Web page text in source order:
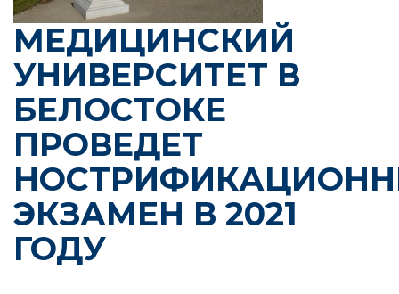
МЕДИЦИНСКИЙ
УНИВЕРСИТЕТ В
БЕЛОСТОКЕ
ПРОВЕДЕТ
ЭКЗАМЕН В 2021
ГОДУ